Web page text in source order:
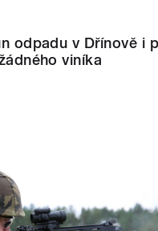
odpadu v Dřínově i
viníka